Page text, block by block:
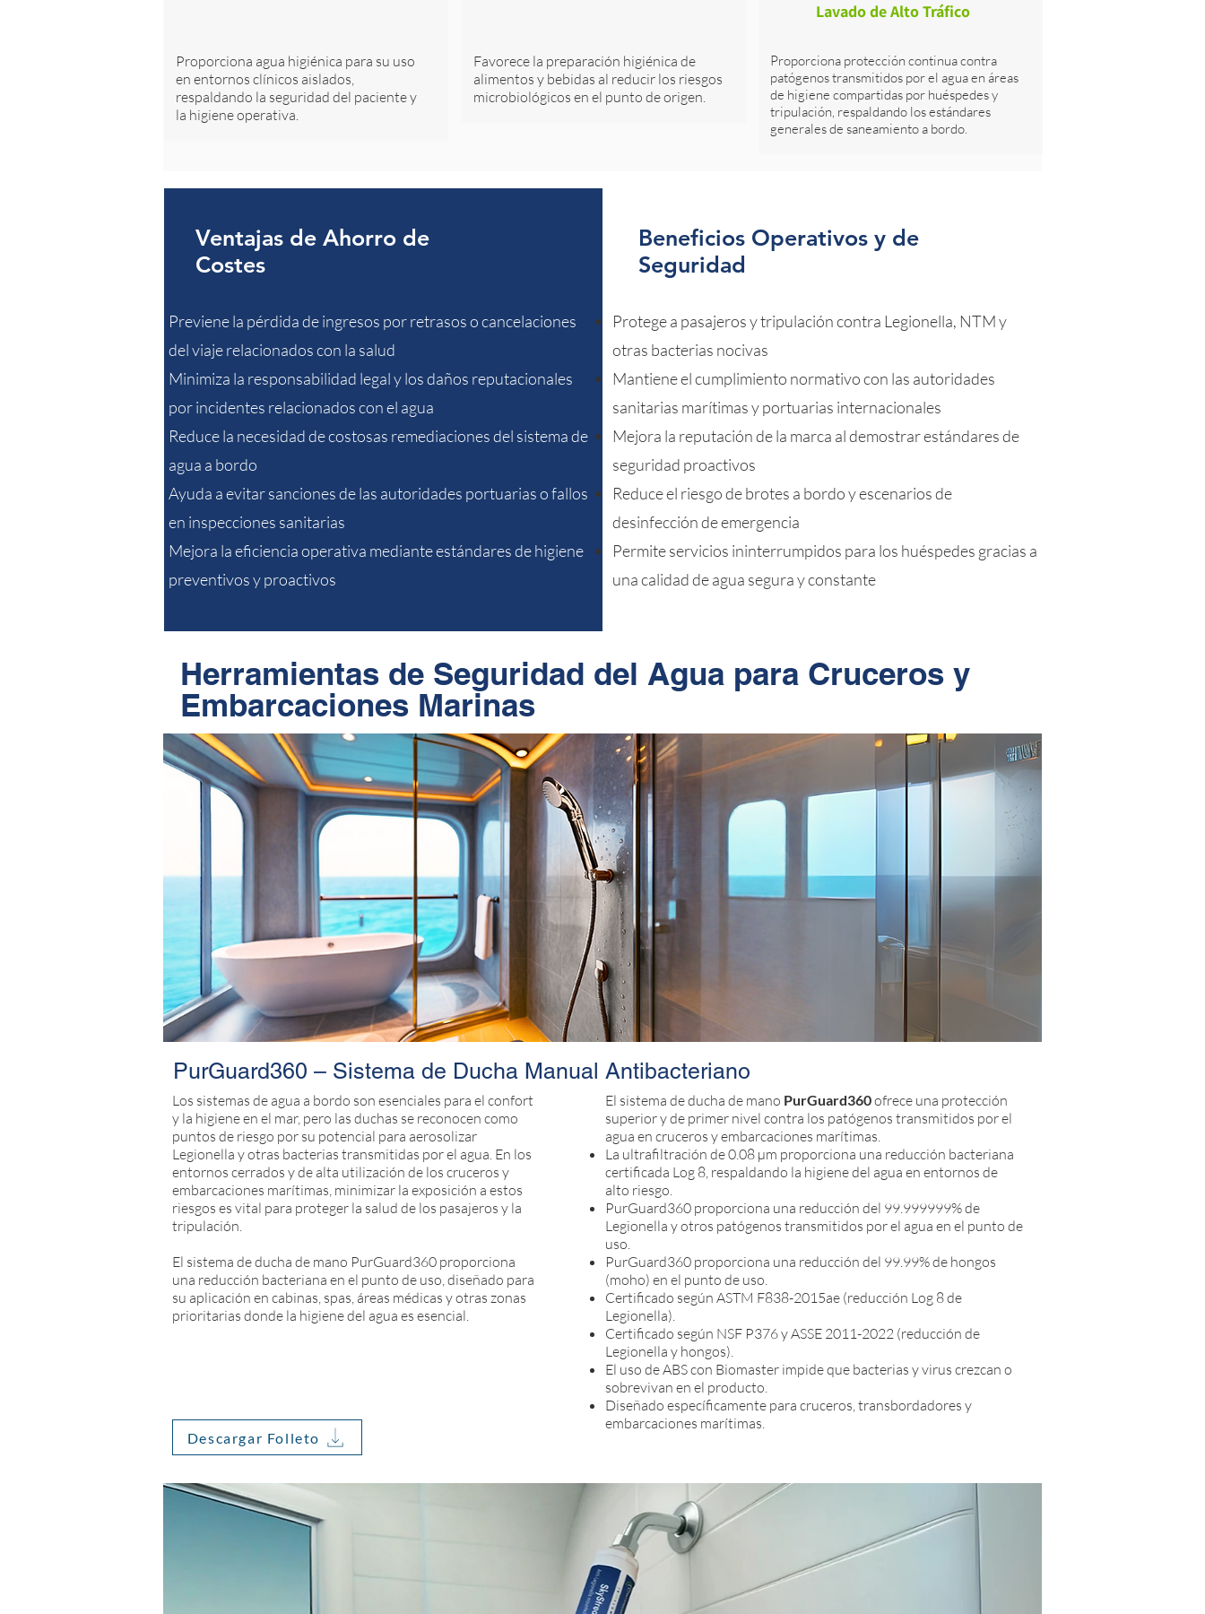
Proporciona agua higiénica para su uso
en entornos clínicos aislados,
respaldando la seguridad del paciente y
la higiene operativa.
Favorece la preparación higiénica de
alimentos y bebidas al reducir los riesgos
microbiológicos en el punto de origen.
Lavado de Alto Tráfico
Proporciona protección continua contra
patógenos transmitidos por el agua en áreas
de higiene compartidas por huéspedes y
tripulación, respaldando los estándares
generales de saneamiento a bordo.
Ventajas de Ahorro de
Costes
Previene la pérdida de ingresos por retrasos o cancelaciones
del viaje relacionados con la salud
Minimiza la responsabilidad legal y los daños reputacionales
por incidentes relacionados con el agua
Reduce la necesidad de costosas remediaciones del sistema de
agua a bordo
Ayuda a evitar sanciones de las autoridades portuarias o fallos
en inspecciones sanitarias
Mejora la eficiencia operativa mediante estándares de higiene
preventivos y proactivos
Beneficios Operativos y de
Seguridad
Protege a pasajeros y tripulación contra Legionella, NTM y
otras bacterias nocivas
Mantiene el cumplimiento normativo con las autoridades
sanitarias marítimas y portuarias internacionales
Mejora la reputación de la marca al demostrar estándares de
seguridad proactivos
Reduce el riesgo de brotes a bordo y escenarios de
desinfección de emergencia
Permite servicios ininterrumpidos para los huéspedes gracias a
una calidad de agua segura y constante
Herramientas de Seguridad del Agua para Cruceros y
Embarcaciones Marinas
PurGuard360 – Sistema de Ducha Manual Antibacteriano
Los sistemas de agua a bordo son esenciales para el confort
y la higiene en el mar, pero las duchas se reconocen como
puntos de riesgo por su potencial para aerosolizar
Legionella y otras bacterias transmitidas por el agua. En los
entornos cerrados y de alta utilización de los cruceros y
embarcaciones marítimas, minimizar la exposición a estos
riesgos es vital para proteger la salud de los pasajeros y la
tripulación.​
El sistema de ducha de mano PurGuard360 proporciona
una reducción bacteriana en el punto de uso, diseñado para
su aplicación en cabinas, spas, áreas médicas y otras zonas
prioritarias donde la higiene del agua es esencial.
Descargar Folleto
El sistema de ducha de mano PurGuard360ofrece una protección
superior y de primer nivel contra los patógenos transmitidos por el
agua en cruceros y embarcaciones marítimas.
La ultrafiltración de 0.08 µm proporciona una reducción bacteriana
certificada Log 8, respaldando la higiene del agua en entornos de
alto riesgo.
PurGuard360 proporciona una reducción del 99.999999% de
Legionella y otros patógenos transmitidos por el agua en el punto de
uso.
PurGuard360 proporciona una reducción del 99.99% de hongos
(moho) en el punto de uso.
Certificado según ASTM F838-2015ae (reducción Log 8 de
Legionella).
Certificado según NSF P376 y ASSE 2011-2022 (reducción de
Legionella y hongos).
El uso de ABS con Biomaster impide que bacterias y virus crezcan o
sobrevivan en el producto.
Diseñado específicamente para cruceros, transbordadores y
embarcaciones marítimas.